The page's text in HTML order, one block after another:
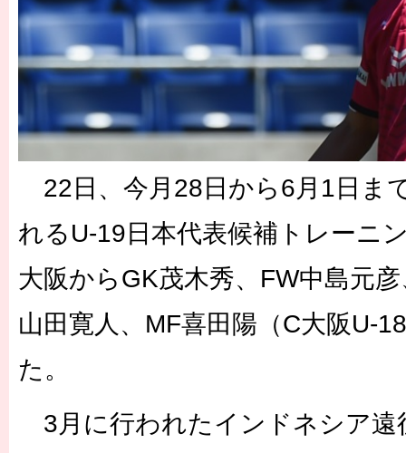
22日、今月28日から6月1日ま
れるU-19日本代表候補トレーニ
大阪からGK茂木秀、FW中島元
山田寛人、MF喜田陽（C大阪U-
た。
3月に行われたインドネシア遠